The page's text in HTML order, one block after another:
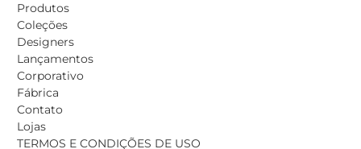
Produtos
Coleções
Designers
Lançamentos
Corporativo
Fábrica
Contato
Lojas
TERMOS E CONDIÇÕES DE USO